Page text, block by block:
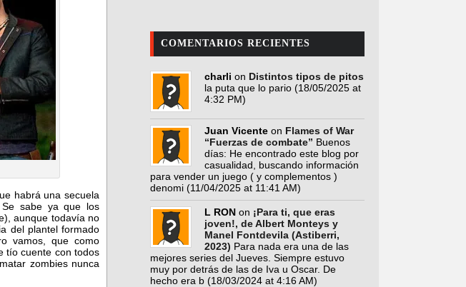
habrá una secuela
sabe ya que los
aunque todavía no
del plantel formado
vamos, que como
tío cuente con todos
zombies nunca
COMENTARIOS RECIENTES
charli on Distintos tipos de pitos
la puta que lo pario (18/05/2025 at
4:32 PM)
Juan Vicente on Flames of War
“Fuerzas de combate” Buenos
días: He encontrado este blog por
casualidad, buscando información
para vender un juego ( y complementos )
denomi (11/04/2025 at 11:41 AM)
L RON on ¡Para ti, que eras
joven!, de Albert Monteys y
Manel Fontdevila (Astiberri,
2023) Para nada era una de las
mejores series del Jueves. Siempre estuvo
muy por detrás de las de Iva u Oscar. De
hecho era b (18/03/2024 at 4:16 AM)